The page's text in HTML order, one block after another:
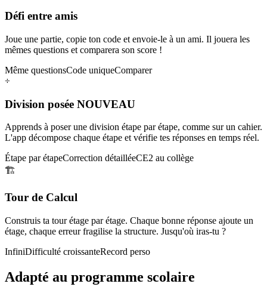
Défi entre amis
Joue une partie, copie ton code et envoie-le à un ami. Il jouera les
mêmes questions et comparera son score !
Même questionsCode uniqueComparer
÷
Division posée NOUVEAU
Apprends à poser une division étape par étape, comme sur un cahier.
L'app décompose chaque étape et vérifie tes réponses en temps réel.
Étape par étapeCorrection détailléeCE2 au collège
🏗️
Tour de Calcul
Construis ta tour étage par étage. Chaque bonne réponse ajoute un
étage, chaque erreur fragilise la structure. Jusqu'où iras-tu ?
InfiniDifficulté croissanteRecord perso
Adapté au programme scolaire